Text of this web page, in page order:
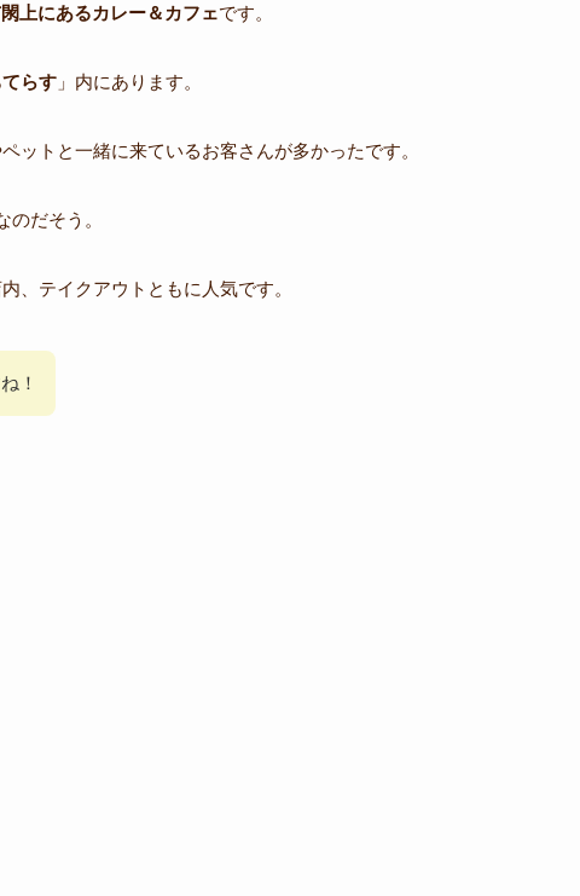
上にあるカレー＆カフェです。
らす 」内にあります。
ットと一緒に来ているお客さんが多かったです。
だそう。
、テイクアウトともに人気です。
！